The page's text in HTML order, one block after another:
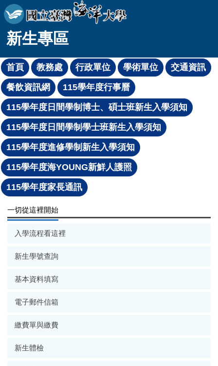
跳
到
主
要
容
區
新生專區
一切從這裡開始
入學流程看這裡
新生學號查詢
基本資料填寫
電子郵件信箱
繳費單與繳費
新生體檢